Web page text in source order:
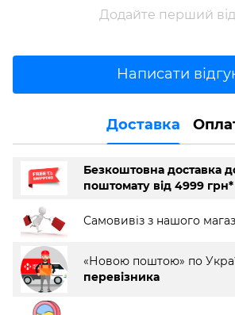
Додайте перший
Написати
Доставка
Безкоштовна доставка
поштомату від 4999 грн*
Самовивіз з нашого
«Новою поштою» по
перевізника